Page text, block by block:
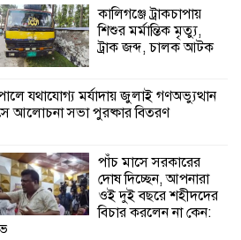
নিখোঁজ জেলের মরদেহ অবশেষে
ইছামতী নদীতে
শ্রীউলা ইউনিয়ন
অনুষ্ঠিত
জলবায়ু সহনশীল জনগোষ্ঠী গঠনে
অংশগ্রহণমূলক শিখন ও অভিজ্ঞতা
কালিগঞ্জে ট্রাকচাপায়
শিশুর মর্মান্তিক মৃত্যু,
ট্রাক জব্দ, চালক আটক
যথাযোগ্য মর্যাদায় জুলাই গণঅভ্যুত্থান
আলোচনা সভা পুরষ্কার বিতরণ
পাঁচ মাসে সরকারের
দোষ দিচ্ছেন, আপনারা
ওই দুই বছরে শহীদদের
বিচার করলেন না কেন: